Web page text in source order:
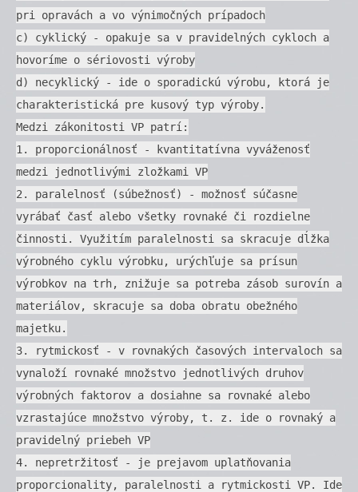
pri opravách a vo výnimočných prípadoch
c) cyklický - opakuje sa v pravidelných cykloch a
hovoríme o sériovosti výroby
d) necyklický - ide o sporadickú výrobu, ktorá je
charakteristická pre kusový typ výroby.
Medzi zákonitosti VP patrí:
1. proporcionálnosť - kvantitatívna vyváženosť
medzi jednotlivými zložkami VP
2. paralelnosť (súbežnosť) - možnosť súčasne
vyrábať časť alebo všetky rovnaké či rozdielne
činnosti. Využitím paralelnosti sa skracuje dĺžka
výrobného cyklu výrobku, urýchľuje sa prísun
výrobkov na trh, znižuje sa potreba zásob surovín a
materiálov, skracuje sa doba obratu obežného
majetku.
3. rytmickosť - v rovnakých časových intervaloch sa
vynaloží rovnaké množstvo jednotlivých druhov
výrobných faktorov a dosiahne sa rovnaké alebo
vzrastajúce množstvo výroby, t. z. ide o rovnaký a
pravidelný priebeh VP
4. nepretržitosť - je prejavom uplatňovania
proporcionality, paralelnosti a rytmickosti VP. Ide